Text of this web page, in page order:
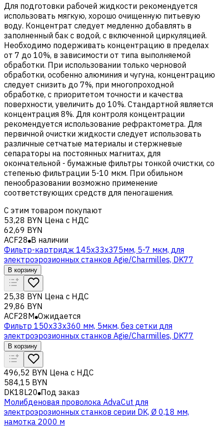
Для подготовки рабочей жидкости рекомендуется
использовать мягкую, хорошо очищенную питьевую
воду. Концентрат следует медленно добавлять в
заполненный бак с водой, с включенной циркуляцией.
Необходимо подерживать концентрацию в пределах
от 7 до 10%, в зависимости от типа выполняемой
обработки. При использовании только черновой
обработки, особенно алюминия и чугуна, концентрацию
следует снизить до 7%, при многопроходной
обработке, с приоритетом точности и качества
поверхности, увеличить до 10%. Стандартной является
концентрация 8%. Для контроля концентрации
рекомендуется использование рефрактометра. Для
первичной очистки жидкости следует использовать
различные сетчатые материалы и стержневые
сепараторы на постоянных магнитах, для
окончательной - бумажные фильтры тонкой очистки, со
степенью фильтрации 5-10 мкм. При обильном
пенообразовании возможно применение
соответствующих средств для пеногашения.
С этим товаром покупают
53,28 BYN Цена с НДС
62,69 BYN
ACF28 В наличии
Фильтр-картридж 145x33x375мм, 5-7 мкм, для
электроэрозионных станков Agie/Charmilles, DK77
В корзину
25,38 BYN Цена с НДС
29,86 BYN
ACF28M Ожидается
Фильтр 150x33x360 мм, 5мкм, без сетки для
электроэрозионных станков Agie/Charmilles, DK77
В корзину
496,52 BYN Цена с НДС
584,15 BYN
DK18L20 Под заказ
Молибденовая проволока AdvaCut для
электроэрозионных станков серии DK, Ø 0,18 мм,
намотка 2000 м